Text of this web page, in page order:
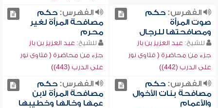
الفهرس:حكم
صوت المرأة
ومصافحتها للرجال
للشيخ: عبد العزيز بن باز
جزء من محاضرة ( فتاوى نور
على الدرب (442))
الفهرس:حكم
مصافحة المرأة لغير
محرم
للشيخ: عبد العزيز بن باز
جزء من محاضرة ( فتاوى نور
على الدرب (443))
الفهرس:حكم
مصافحة بنات الأخوال
والأعمام
الفهرس:حكم
مصافحة المرأة لابن
عمها وخالها وخطيبها